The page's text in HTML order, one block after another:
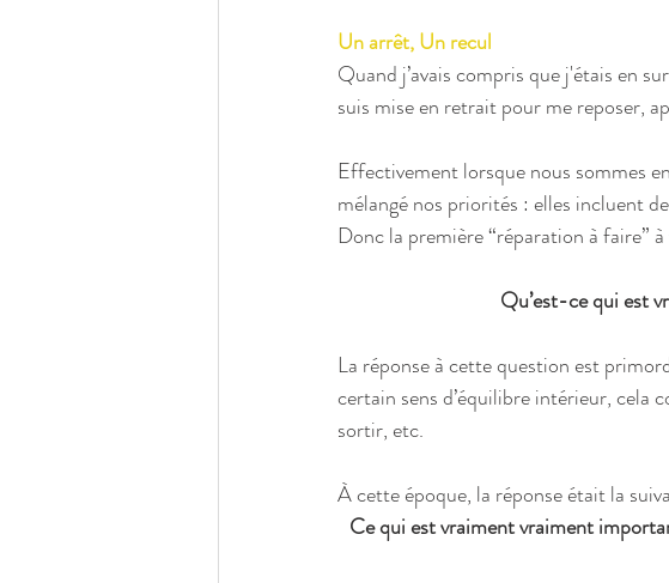
Un arrêt, Un recul
Quand j’avais compris que j'étais en
suis mise en retrait pour me reposer,
Effectivement lorsque nous sommes
mélangé nos priorités : elles incluent
Donc la première “réparation à faire”
Qu’est-ce qui est
La réponse à cette question est
certain sens d’équilibre intérieur, cela
sortir, etc.
À cette époque, la réponse était la
Ce qui est vraiment vraiment